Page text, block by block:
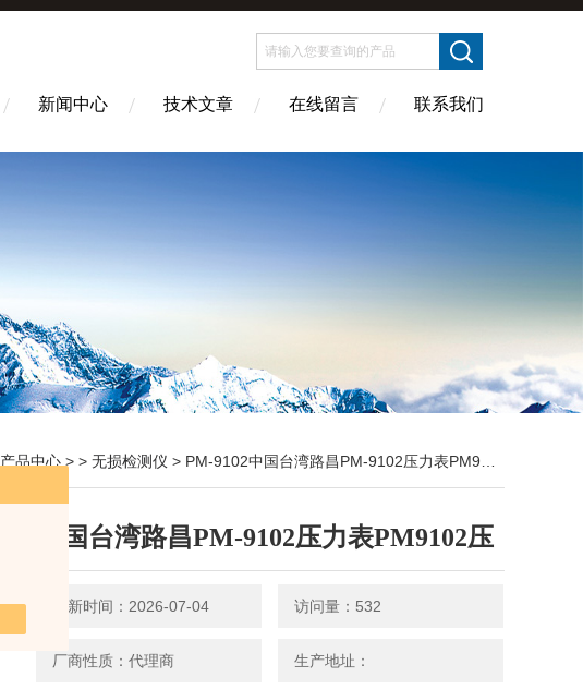
新闻中心 技术文章 在线留言 联系我们
产品中心 > > 无损检测仪 > PM-9102中国台湾路昌PM-9102压力表PM9102压
中国台湾路昌PM-9102压力表PM9102压
更新时间：2026-07-04 访问量：532
厂商性质：代理商 生产地址：